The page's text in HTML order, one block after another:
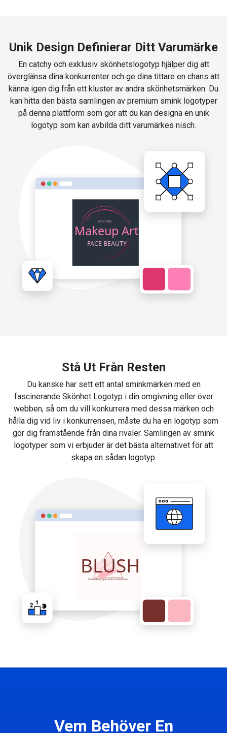
Unik Design Definierar Ditt Varumärke
En catchy och exklusiv skönhetslogotyp hjälper dig att
överglänsa dina konkurrenter och ge dina tittare en chans att
känna igen dig från ett kluster av andra skönhetsmärken. Du
kan hitta den bästa samlingen av premium smink logotyper
på denna plattform som gör att du kan designa en unik
logotyp som kan avbilda ditt varumärkes nisch.
Stå Ut Från Resten
Du kanske har sett ett antal sminkmärken med en
fascinerande Skönhet Logotyp i din omgivning eller över
webben, så om du vill konkurrera med dessa märken och
hålla dig vid liv i konkurrensen, måste du ha en logotyp som
gör dig framstående från dina rivaler. Samlingen av smink
logotyper som vi erbjuder är det bästa alternativet för att
skapa en sådan logotyp.
Vem Behöver En